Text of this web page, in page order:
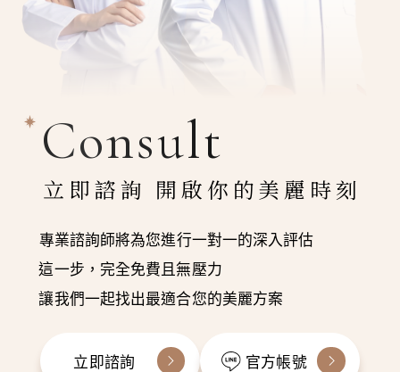
Consult
立即諮詢 開啟你的美麗時刻
專業諮詢師將為您進行一對一的深入評估
這一步，完全免費且無壓力
讓我們一起找出最適合您的美麗方案
立即諮詢 官方帳號